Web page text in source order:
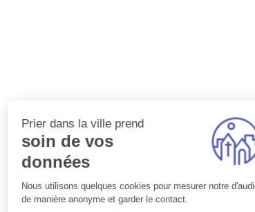
Prier dans la ville prend
soin de vos
données
Nous utilisons quelques cookies pour mesurer notre
de manière anonyme et garder le contact.